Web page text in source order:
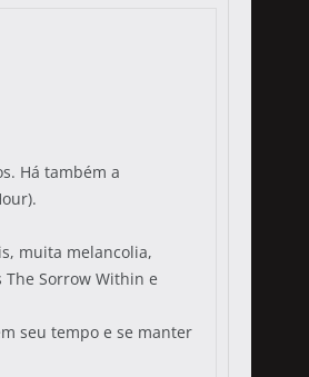
Há também a
muita melancolia,
Sorrow Within e
seu tempo e se manter